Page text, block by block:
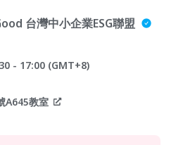
台灣中小企業ESG聯盟
- 17:00 (GMT+8)
A645教室